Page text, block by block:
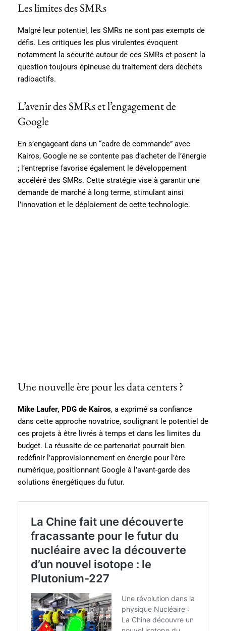
Les limites des SMRs
Malgré leur potentiel, les SMRs ne sont pas exempts de
défis. Les critiques les plus virulentes évoquent
notamment la sécurité autour de ces SMRs et posent la
question toujours épineuse du traitement ders déchets
radioactifs.
L’avenir des SMRs et l’engagement de
Google
En s’engageant dans un “cadre de commande” avec
Kairos, Google ne se contente pas d’acheter de l’énergie
; l’entreprise favorise également le développement
accéléré des SMRs. Cette stratégie vise à garantir une
demande de marché à long terme, stimulant ainsi
l’innovation et le déploiement de cette technologie.
Une nouvelle ère pour les data centers ?
Mike Laufer, PDG de Kairos, a exprimé sa confiance
dans cette approche novatrice, soulignant le potentiel de
ces projets à être livrés à temps et dans les limites du
budget. La réussite de ce partenariat pourrait bien
redéfinir l’approvisionnement en énergie pour l’ère
numérique, positionnant Google à l’avant-garde des
solutions énergétiques du futur.